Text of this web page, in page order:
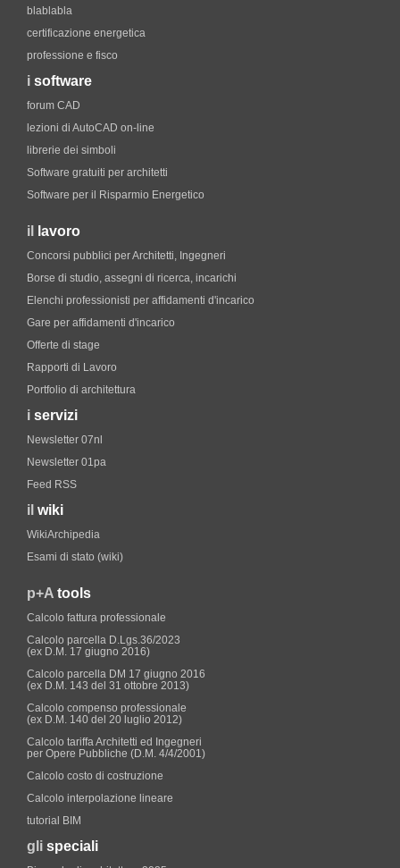
blablabla
certificazione energetica
professione e fisco
i software
forum CAD
lezioni di AutoCAD on-line
librerie dei simboli
Software gratuiti per architetti
Software per il Risparmio Energetico
il lavoro
Concorsi pubblici per Architetti, Ingegneri
Borse di studio, assegni di ricerca, incarichi
Elenchi professionisti per affidamenti d'incarico
Gare per affidamenti d'incarico
Offerte di stage
Rapporti di Lavoro
Portfolio di architettura
i servizi
Newsletter 07nl
Newsletter 01pa
Feed RSS
il wiki
WikiArchipedia
Esami di stato (wiki)
p+A tools
Calcolo fattura professionale
Calcolo parcella D.Lgs.36/2023
(ex D.M. 17 giugno 2016)
Calcolo parcella DM 17 giugno 2016
(ex D.M. 143 del 31 ottobre 2013)
Calcolo compenso professionale
(ex D.M. 140 del 20 luglio 2012)
Calcolo tariffa Architetti ed Ingegneri
per Opere Pubbliche (D.M. 4/4/2001)
Calcolo costo di costruzione
Calcolo interpolazione lineare
tutorial BIM
gli speciali